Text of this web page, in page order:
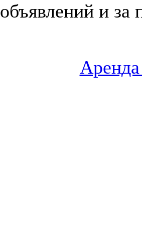
объявлений и за